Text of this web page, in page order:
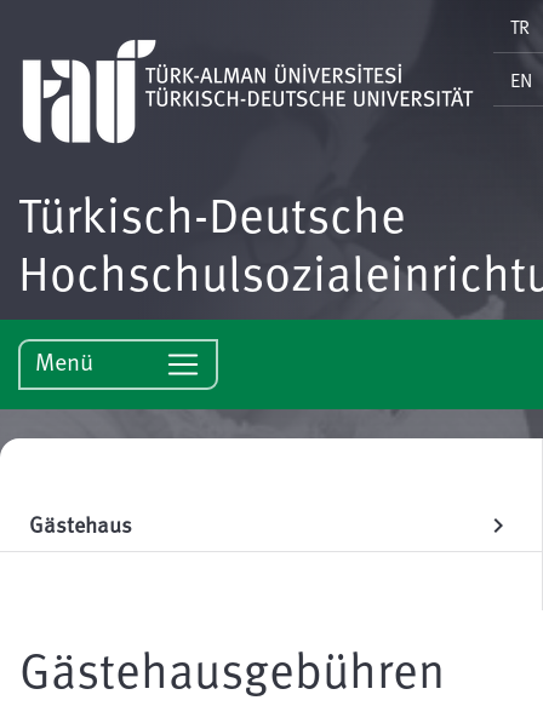
TR
EN
Türkisch-Deutsche
Menü
Gästehaus chevron_right
Gästehausgebühren